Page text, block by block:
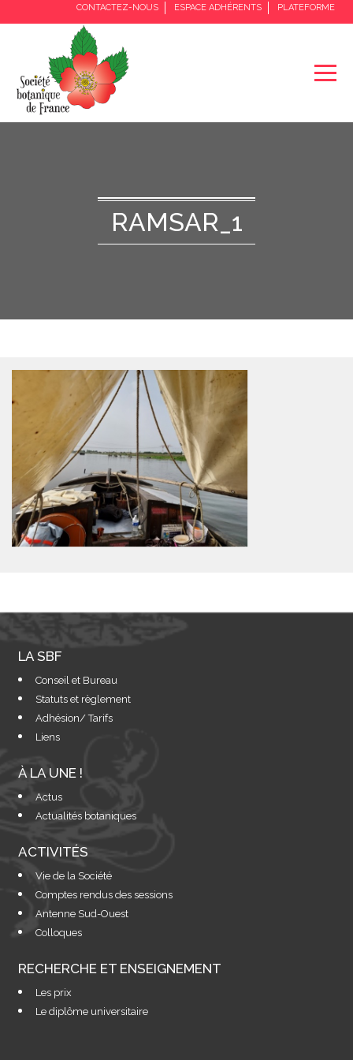
CONTACTEZ-NOUS ESPACE ADHÉRENTS PLATEFORME
RAMSAR_1
LA SBF
Conseil et Bureau
Statuts et règlement
Adhésion/ Tarifs
Liens
À LA UNE !
Actus
Actualités botaniques
ACTIVITÉS
Vie de la Société
Comptes rendus des sessions
Antenne Sud-Ouest
Colloques
RECHERCHE ET ENSEIGNEMENT
Les prix
Le diplôme universitaire